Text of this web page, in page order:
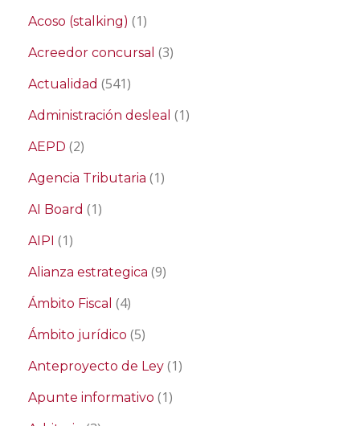
Acoso (stalking) (1)
Acreedor concursal (3)
Actualidad (541)
Administración desleal (1)
AEPD (2)
Agencia Tributaria (1)
AI Board (1)
AIPI (1)
Alianza estrategica (9)
Ámbito Fiscal (4)
Ámbito jurídico (5)
Anteproyecto de Ley (1)
Apunte informativo (1)